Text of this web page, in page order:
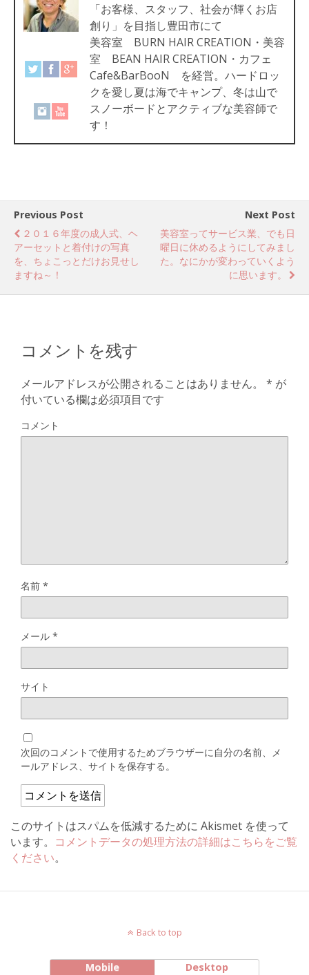
「お客様、スタッフ、社会が輝くお店
創り」を目指し豊田市にて
美容室 BURN HAIR CREATION・美容
室 BEAN HAIR CREATION・カフェ
Cafe&BarBooN を経営。ハードロッ
クを愛し夏は海でキャンプ、冬は山で
スノーボードとアクティブな美容師で
す！
Previous Post
２０１６年度の成人式、ヘ
アーセットと着付けの写真
を、ちょこっとだけお見せし
ますね～！
Next Post
美容室ってサービス業、でも日
曜日に休めるようにしてみまし
た。なにかが変わっていくよう
に思います。
コメントを残す
メールアドレスが公開されることはありません。 * が
付いている欄は必須項目です
コメント
名前 *
メール *
サイト
次回のコメントで使用するためブラウザーに自分の名前、メ
ールアドレス、サイトを保存する。
このサイトはスパムを低減するために Akismet を使って
います。 コメントデータの処理方法の詳細はこちらをご覧
ください。
Back to top
Mobile Desktop